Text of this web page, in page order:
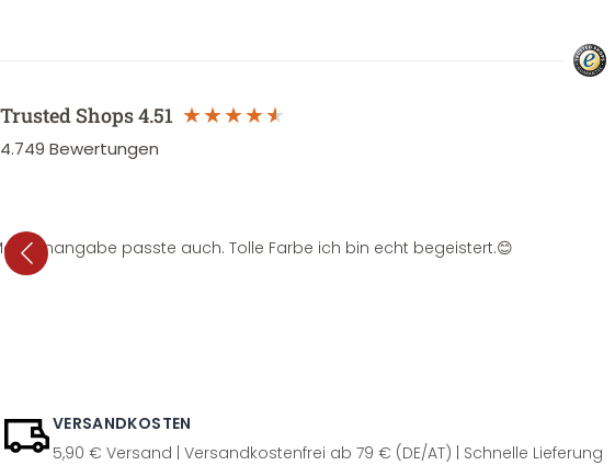
Trusted Shops4.51
4.749 Bewertungen
passte auch. Tolle Farbe ich bin echt begeistert.😊
VERSANDKOSTEN
5,90 € Versand | Versandkostenfrei ab 79 € (DE/AT) | Schnelle Lieferung